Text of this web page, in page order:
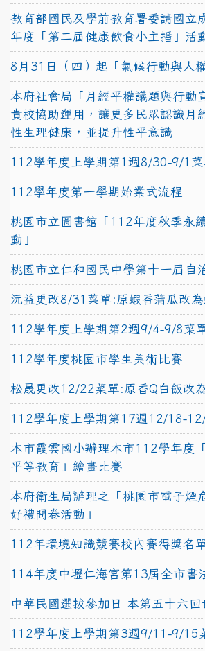
教育部國民及學前教育署委請國立
年度「第二屆健康飲食小主播」活
8月31日（四）起「氣候行動與人
本府社會局「月經平權議題與行動
貴校協助運用，讓更多民眾認識月
性生理健康，並提升性平意識
112學年度上學期第1週8/30-9/1菜
112學年度第一學期始業式流程
桃園市立圖書館「112年度秋季永
動」
桃園市立仁和國民中學第十一屆自
沅益更改8/31菜單:原蝦香蒲瓜改為
112學年度上學期第2週9/4-9/8菜
112學年度桃園市學生美術比賽
松晟更改12/22菜單:原香Q白飯改
112學年度上學期第17週12/18-
本市霞雲國小辦理本市112學年度
平等教育」繪畫比賽
本府衛生局辦理之「桃園市電子煙
好禮問卷活動」
112年環境知識競賽校內賽得獎名
114年度中壢仁海宮第13屆全市書
中華民國選拔參加日 本第五十六回
112學年度上學期第3週9/11-9/15